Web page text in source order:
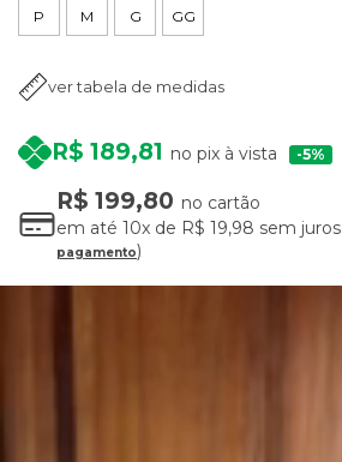
P M G GG
ver tabela de medidas
R$ 189,81 no pix à vista 5%
R$ 199,80 no cartão
em até 10x de R$ 19,98 sem juros
pagamento